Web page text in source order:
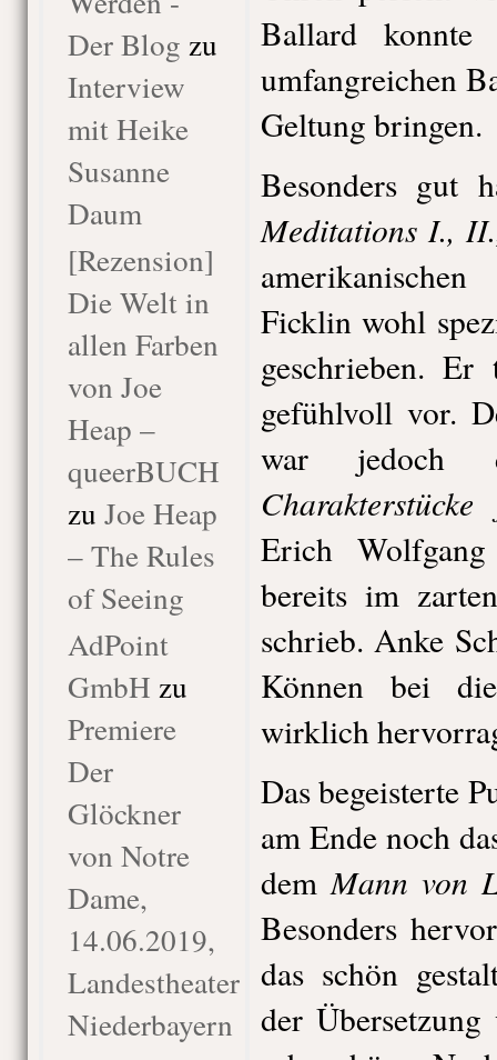
Der Blog zu
Interview
mit Heike
Susanne
Daum
[Rezension]
Die Welt in
allen Farben
von Joe
Heap –
queerBUCH
zu Joe Heap
– The Rules
of Seeing
AdPoint
GmbH zu
Premiere
Der
Glöckner
von Notre
Dame,
14.06.2019,
Landestheater
Niederbayern
Ballard konnte
umfangreichen
Geltung bringen.
Besonders gut
Meditations I.,
Ficklin wohl
geschrieben.
gefühlvoll vor.
war
Erich
bereits im
schrieb. Anke
Können bei
wirklich
Das begeisterte
am Ende noch
demMann von
Besonders
das schön
der